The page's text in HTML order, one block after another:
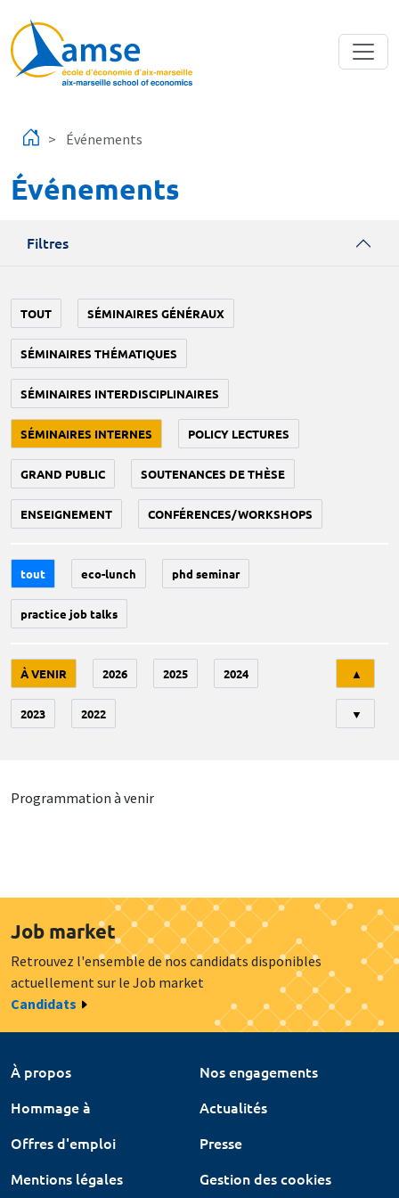
Événements
Événements
Filtres
TOUT SÉMINAIRES GÉNÉRAUX
SÉMINAIRES THÉMATIQUES
SÉMINAIRES INTERDISCIPLINAIRES
SÉMINAIRES INTERNES POLICY LECTURES
GRAND PUBLIC SOUTENANCES DE THÈSE
ENSEIGNEMENT CONFÉRENCES/WORKSHOPS
tout eco-lunch phd seminar
practice job talks
À VENIR 2026 2025 2024
2023 2022
▲
▼
Programmation à venir
Job market
Retrouvez l'ensemble de nos candidats disponibles
actuellement sur le Job market
Candidats
À propos
Nos engagements
Hommage à
Actualités
Offres d'emploi
Presse
Mentions légales
Gestion des cookies